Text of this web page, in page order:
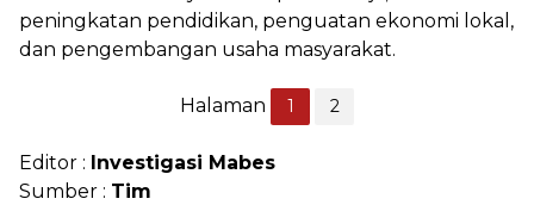
peningkatan pendidikan, penguatan ekonomi lokal,
dan pengembangan usaha masyarakat.
Halaman 1 2
Editor : Investigasi Mabes
Sumber : Tim